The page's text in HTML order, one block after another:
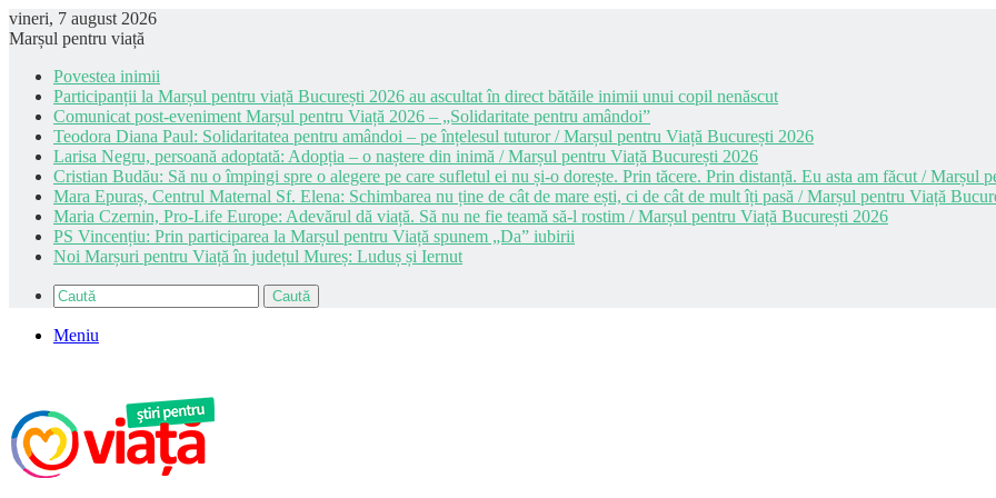
vineri, 7 august 2026
Marșul pentru viață
Povestea inimii
Participanții la Marșul pentru viață București 2026 au ascultat în direct bătăile inimii unui copil nenăscut
Comunicat post-eveniment Marșul pentru Viață 2026 – „Solidaritate pentru amândoi”
Teodora Diana Paul: Solidaritatea pentru amândoi – pe înțelesul tuturor / Marșul pentru Viață București 2026
Larisa Negru, persoană adoptată: Adopția – o naștere din inimă / Marșul pentru Viață București 2026
Cristian Budău: Să nu o împingi spre o alegere pe care sufletul ei nu și-o dorește. Prin tăcere. Prin distanță. Eu asta am făcut / Marșul
Mara Epuraș, Centrul Maternal Sf. Elena: Schimbarea nu ține de cât de mare ești, ci de cât de mult îți pasă / Marșul pentru Viață
Maria Czernin, Pro-Life Europe: Adevărul dă viață. Să nu ne fie teamă să-l rostim / Marșul pentru Viață București 2026
PS Vincențiu: Prin participarea la Marșul pentru Viață spunem „Da” iubirii
Noi Marșuri pentru Viață în județul Mureș: Luduș și Iernut
Caută
Meniu